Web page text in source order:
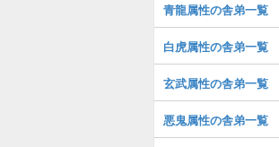
青龍属性の舎弟一覧
白虎属性の舎弟一覧
玄武属性の舎弟一覧
悪鬼属性の舎弟一覧